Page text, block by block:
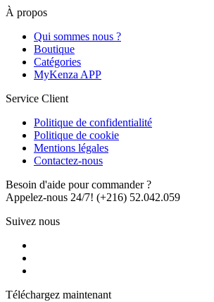
À propos
Qui sommes nous ?
Boutique
Catégories
MyKenza APP
Service Client
Politique de confidentialité
Politique de cookie
Mentions légales
Contactez-nous
Besoin d'aide pour commander ?
Appelez-nous 24/7! (+216) 52.042.059
Suivez nous
Téléchargez maintenant